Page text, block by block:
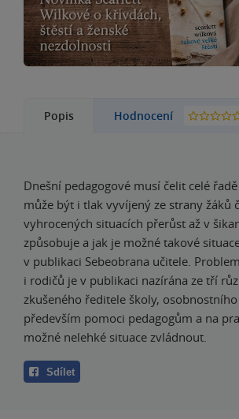
Popis Hodnocení
Dnešní pedagogové musí čelit celé
může být i tlak vyvíjený ze strany žáků
vyhrocených situacích přerůst až v
způsobuje a jak je možné takové
v publikaci Sebeobrana učitele.
i rodičů je v publikaci nazírána ze tří
zkušeného ředitele školy,
především pomoci pedagogům a na
možné nelehké situace zvládnout.
Sdílet